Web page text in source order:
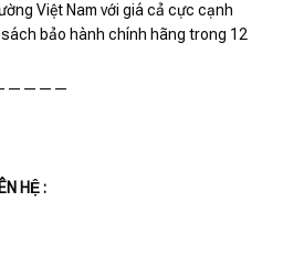
Việt Nam với giá cả cực cạnh
bảo hành chính hãng trong 12
HỆ :